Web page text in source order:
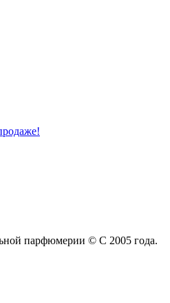
парфюмерии © С 2005 года.